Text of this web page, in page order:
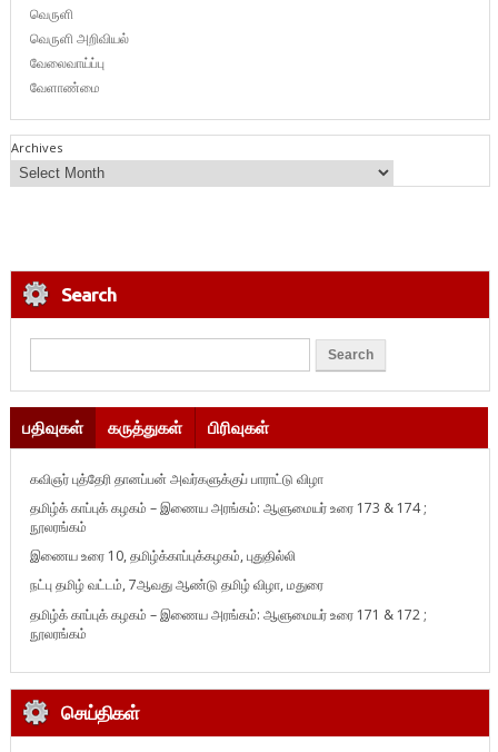
வெருளி
வெருளி அறிவியல்
வேலைவாய்ப்பு
வேளாண்மை
Archives
Search
பதிவுகள் கருத்துகள் பிரிவுகள்
கவிஞர் புத்தேரி தானப்பன் அவர்களுக்குப் பாராட்டு விழா
தமிழ்க் காப்புக் கழகம் – இணைய அரங்கம்: ஆளுமையர் உரை 173 & 174 ;
நூலரங்கம்
இணைய உரை 10, தமிழ்க்காப்புக்கழகம், புதுதில்லி
நட்பு தமிழ் வட்டம், 7ஆவது ஆண்டு தமிழ் விழா, மதுரை
தமிழ்க் காப்புக் கழகம் – இணைய அரங்கம்: ஆளுமையர் உரை 171 & 172 ;
நூலரங்கம்
செய்திகள்